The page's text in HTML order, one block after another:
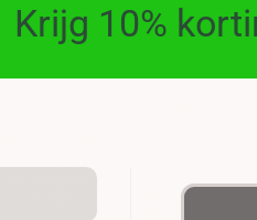
Krijg 10%